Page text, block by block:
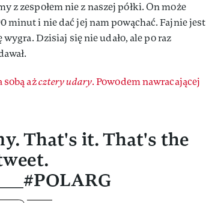
z zespołem nie z naszej półki. On może
minut i nie dać jej nam powąchać. Fajnie jest
Dzisiaj się nie udało, ale po raz
sobą ażcztery udary. Powodem nawracającej
That's it. That's the